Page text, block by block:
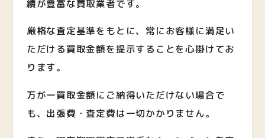
績が豊富な買取業者です。
厳格な査定基準をもとに、常にお客様に満足い
ただける買取金額を提示することを心掛けてお
ります。
万が一買取金額にご納得いただけない場合で
も、出張費・査定費は一切かかりません。